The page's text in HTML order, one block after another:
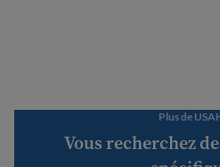
Plus de
Vous recherchez